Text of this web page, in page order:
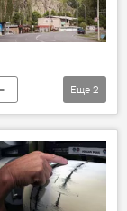
Еще 2